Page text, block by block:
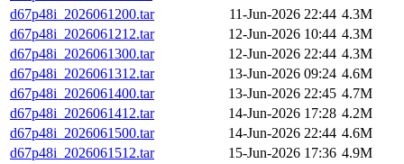
d67p48i_2026061200.tar
11-Jun-2026 22:44 4.3M
d67p48i_2026061212.tar
12-Jun-2026 10:44 4.3M
d67p48i_2026061300.tar
12-Jun-2026 22:44 4.3M
d67p48i_2026061312.tar
13-Jun-2026 09:24 4.6M
d67p48i_2026061400.tar
13-Jun-2026 22:45 4.7M
d67p48i_2026061412.tar
14-Jun-2026 17:28 4.2M
d67p48i_2026061500.tar
14-Jun-2026 22:44 4.6M
d67p48i_2026061512.tar
15-Jun-2026 17:36 4.9M